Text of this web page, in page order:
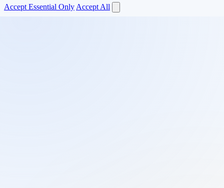
Accept Essential Only Accept All